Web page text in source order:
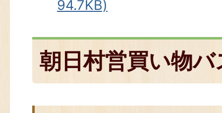
94.7KB)
朝日村営買い物バ